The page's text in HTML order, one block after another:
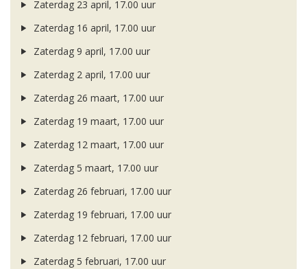
Zaterdag 23 april, 17.00 uur
Zaterdag 16 april, 17.00 uur
Zaterdag 9 april, 17.00 uur
Zaterdag 2 april, 17.00 uur
Zaterdag 26 maart, 17.00 uur
Zaterdag 19 maart, 17.00 uur
Zaterdag 12 maart, 17.00 uur
Zaterdag 5 maart, 17.00 uur
Zaterdag 26 februari, 17.00 uur
Zaterdag 19 februari, 17.00 uur
Zaterdag 12 februari, 17.00 uur
Zaterdag 5 februari, 17.00 uur